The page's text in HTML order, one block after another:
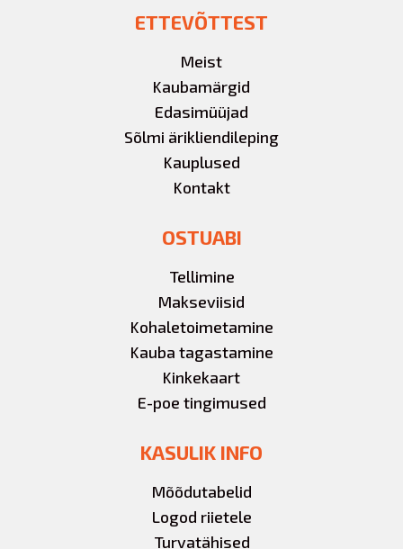
ETTEVÕTTEST
Meist
Kaubamärgid
Edasimüüjad
Sõlmi ärikliendileping
Kauplused
Kontakt
OSTUABI
Tellimine
Makseviisid
Kohaletoimetamine
Kauba tagastamine
Kinkekaart
E-poe tingimused
KASULIK INFO
Mõõdutabelid
Logod riietele
Turvatähised